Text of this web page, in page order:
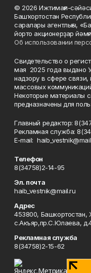
© 2026 Ижтимағи-
Башҡортостан
саралары агентлығы,
йорто акционерҙар
Об использовании
Свидетельство о
мая 2025 года выдано
надзору в сфере связи,
массовых
Некоторые материалы
предназначены для
Главный редактор:
Рекламная служба:
Е-mаil:
Телефон
8(34758)2-14-95
Эл. почта
haib_vestnik@mail.ru
Адрес
453800, Башкортостан,
с.Акъяр,пр.С.Юлаева,
Рекламная служба
8(34758)2-15-62